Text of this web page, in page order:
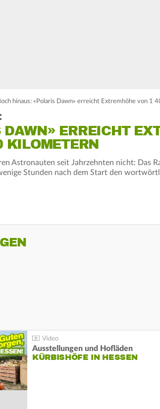
hinaus: «Polaris Dawn» erreicht Extremhöhe von 1
ERREICHT
KILOMETERN
Astronauten seit Jahrzehnten nicht: Das
Stunden nach dem Start den
Ausstellungen und Hofläden
KÜRBISHÖFE IN HESSEN